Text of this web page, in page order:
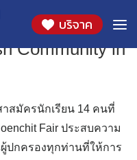
บริจาค
Community in
สมัครนักเรียน 14 คนที่
Fair ประสบความ
ปกครองทุกท่านที่ให้การ